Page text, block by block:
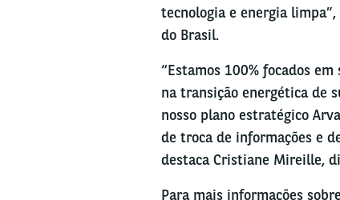
tecnologia e energia
do Brasil.
“Estamos 100% focados
na transição energética de
nosso plano estratégico
de troca de informações e
destaca Cristiane Mireille,
Para mais informações